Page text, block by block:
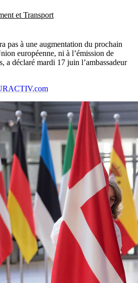
et Transport
pas à une augmentation du prochain
européenne, ni à l’émission de
a déclaré mardi 17 juin l’ambassadeur